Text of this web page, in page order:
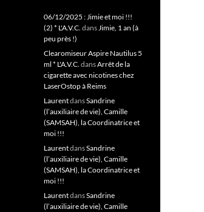
06/12/2025 : Jimie et moi !!!
(2) * L'A.V.C. dansJimie, 1 an (à
peu près !)
Clearomiseur Aspire Nautilus 5
ml * L'A.V.C. dansArrêt de la
cigarette avec nicotines chez
LaserOstop à Reims
LaurentdansSandrine
(l’auxiliaire de vie), Camille
(SAMSAH), la Coordinatrice et
moi !!!
LaurentdansSandrine
(l’auxiliaire de vie), Camille
(SAMSAH), la Coordinatrice et
moi !!!
LaurentdansSandrine
(l’auxiliaire de vie), Camille